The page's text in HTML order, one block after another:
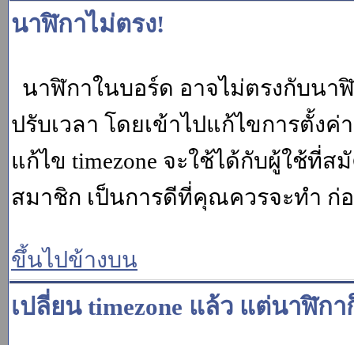
นาฬิกาไม่ตรง!
นาฬิกาในบอร์ด อาจไม่ตรงกับน
ปรับเวลา โดยเข้าไปแก้ไขการตั้ง
แก้ไข timezone จะใช้ได้กับผู้ใช้ที่
สมาชิก เป็นการดีที่คุณควรจะทำ
ขึ้นไปข้างบน
เปลี่ยน timezone แล้ว แต่นาฬิกา